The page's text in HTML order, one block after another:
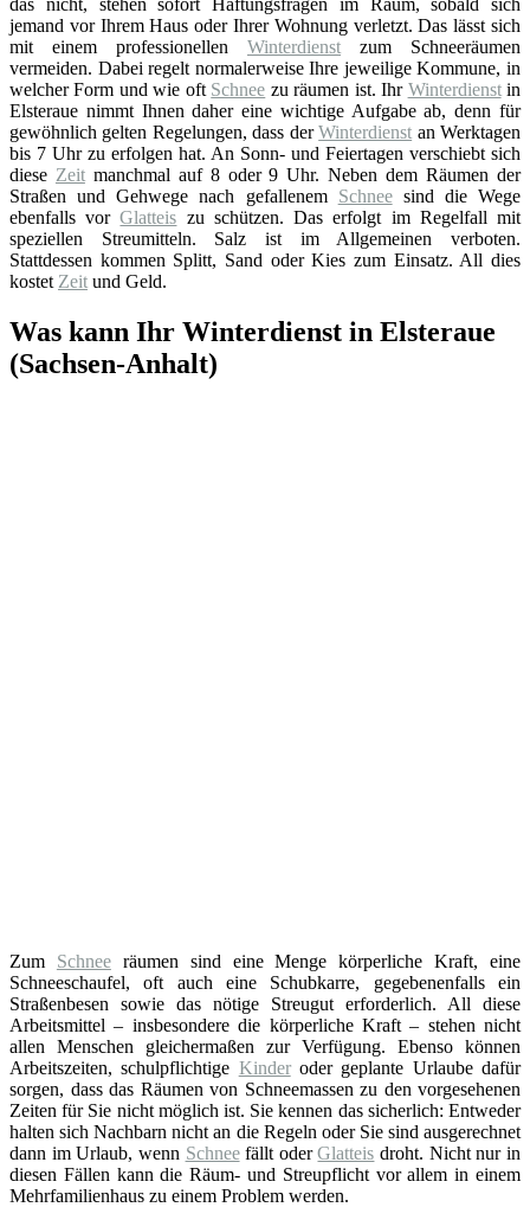
jemand vor Ihrem Haus oder Ihrer Wohnung verletzt. Das lässt sich
mit einem professionellen Winterdienst zum Schneeräumen
vermeiden. Dabei regelt normalerweise Ihre jeweilige Kommune, in
welcher Form und wie oft Schnee zu räumen ist. Ihr Winterdienstin
Elsteraue nimmt Ihnen daher eine wichtige Aufgabe ab, denn für
gewöhnlich gelten Regelungen, dass derWinterdienst an Werktagen
bis 7 Uhr zu erfolgen hat. An Sonn- und Feiertagen verschiebt sich
diese Zeitmanchmal auf 8 oder 9 Uhr. Neben dem Räumen der
Straßen und Gehwege nach gefallenem Schneesind die Wege
ebenfalls vorGlatteis zu schützen. Das erfolgt im Regelfall mit
speziellen Streumitteln. Salz ist im Allgemeinen verboten.
Stattdessen kommen Splitt, Sand oder Kies zum Einsatz. All dies
kostet Zeit und Geld.
Was kann Ihr Winterdienst in Elsteraue
(Sachsen-Anhalt)
Zum Schneeräumen sind eine Menge körperliche Kraft, eine
Schneeschaufel, oft auch eine Schubkarre, gegebenenfalls ein
Straßenbesen sowie das nötige Streugut erforderlich. All diese
Arbeitsmittel – insbesondere die körperliche Kraft – stehen nicht
allen Menschen gleichermaßen zur Verfügung. Ebenso können
Arbeitszeiten, schulpflichtige Kinderoder geplante Urlaube dafür
sorgen, dass das Räumen von Schneemassen zu den vorgesehenen
Zeiten für Sie nicht möglich ist. Sie kennen das sicherlich: Entweder
halten sich Nachbarn nicht an die Regeln oder Sie sind ausgerechnet
dann im Urlaub, wenn Schneefällt oderGlatteis droht. Nicht nur in
diesen Fällen kann die Räum- und Streupflicht vor allem in einem
Mehrfamilienhaus zu einem Problem werden.